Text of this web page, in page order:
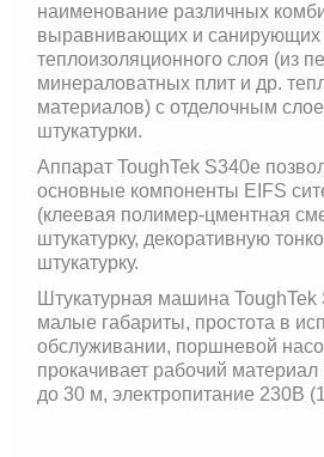
наименование различных
выравнивающих и санирующих
теплоизоляционного слоя (из
минераловатных плит и др.
материалов) с отделочным
штукатурки.
Аппарат ToughTek S340e
основные компоненты EIFS
(клеевая полимер-цментная
штукатурку, декоративную
штукатурку.
Штукатурная машина ToughTek
малые габариты, простота в
обслуживании, поршневой
прокачивает рабочий
до 30 м, электропитание 230В